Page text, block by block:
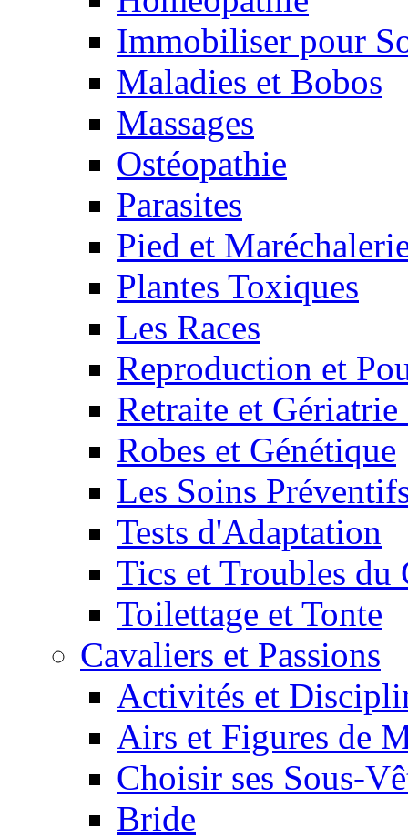
Immobiliser pour
Maladies et Bobos
Massages
Ostéopathie
Parasites
Pied et
Plantes Toxiques
Les Races
Reproduction et
Retraite et
Robes et Génétique
Les Soins
Tests d'Adaptation
Tics et Troubles du
Toilettage et Tonte
Cavaliers et Passions
Activités et
Airs et Figures de
Choisir ses Sous-
Bride